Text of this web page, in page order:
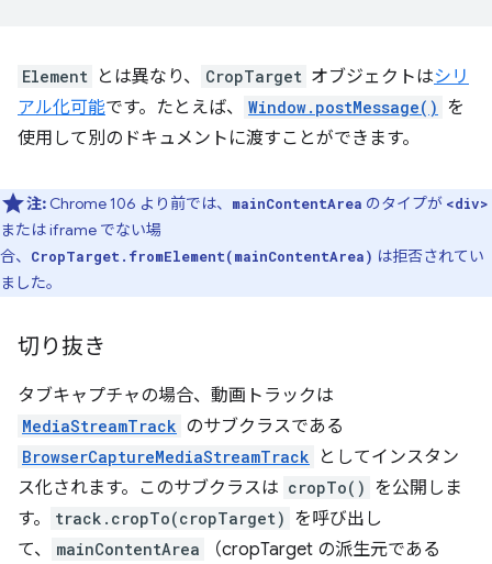
Element とは異なり、 CropTarget オブジェクトはシリ
アル化可能です。たとえば、 Window.postMessage() を
使用して別のドキュメントに渡すことができます。
注: Chrome 106 より前では、 mainContentArea のタイプが <div>
または iframe でない場
合、
CropTarget.fromElement(mainContentArea) は拒否されてい
ました。
切り抜き
タブキャプチャの場合、動画トラックは
MediaStreamTrack のサブクラスである
BrowserCaptureMediaStreamTrack
としてインスタン
ス化されます。このサブクラスは cropTo() を公開しま
す。
track.cropTo(cropTarget) を呼び出し
て、
mainContentArea
（cropTarget の派生元である